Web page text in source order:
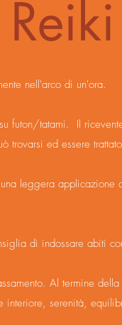
nell'arco di un'ora.
futon/tatami. Il
trovarsi ed essere
leggera applicazione
di indossare abiti
Al termine
interiore, serenità,